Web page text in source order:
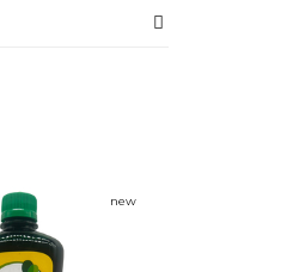
new